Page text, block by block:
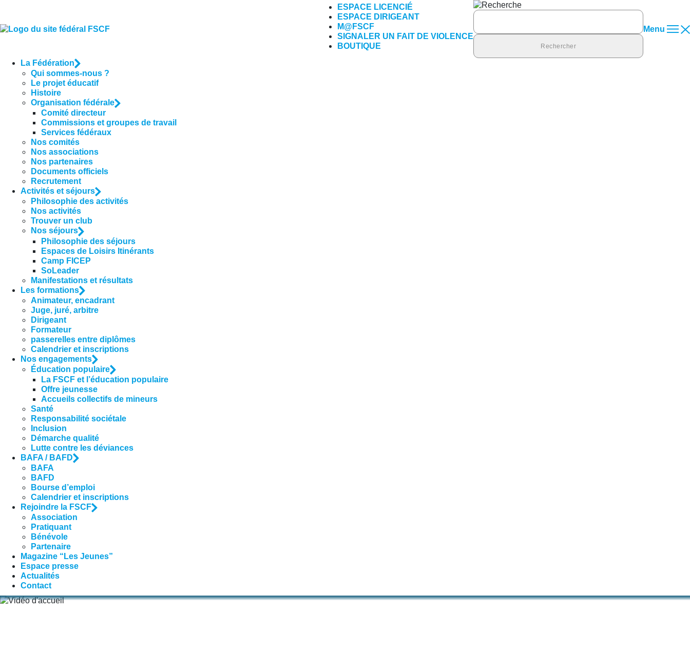
ESPACE LICENCIÉ
ESPACE DIRIGEANT
M@FSCF
SIGNALER UN FAIT DE VIOLENCE
BOUTIQUE
Rechercher :
Menu
La Fédération
Qui sommes-nous ?
Le projet éducatif
Histoire
Organisation fédérale
Comité directeur
Commissions et groupes de travail
Services fédéraux
Nos comités
Nos associations
Nos partenaires
Documents officiels
Recrutement
Activités et séjours
Philosophie des activités
Nos activités
Trouver un club
Nos séjours
Philosophie des séjours
Espaces de Loisirs Itinérants
Camp FICEP
SoLeader
Manifestations et résultats
Les formations
Animateur, encadrant
Juge, juré, arbitre
Dirigeant
Formateur
passerelles entre diplômes
Calendrier et inscriptions
Nos engagements
Éducation populaire
La FSCF et l’éducation populaire
Offre jeunesse
Accueils collectifs de mineurs
Santé
Responsabilité sociétale
Inclusion
Démarche qualité
Lutte contre les déviances
BAFA / BAFD
BAFA
BAFD
Bourse d’emploi
Calendrier et inscriptions
Rejoindre la FSCF
Association
Pratiquant
Bénévole
Partenaire
Magazine “Les Jeunes”
Espace presse
Actualités
Contact